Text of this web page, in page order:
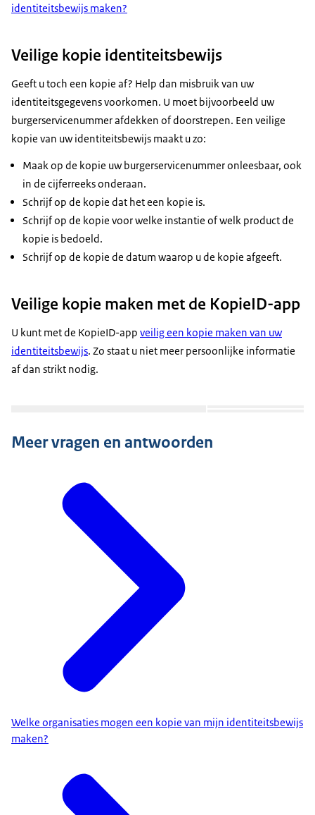
identiteitsbewijs maken?
Veilige kopie identiteitsbewijs
Geeft u toch een kopie af? Help dan misbruik van uw
identiteitsgegevens voorkomen. U moet bijvoorbeeld uw
burgerservicenummer afdekken of doorstrepen. Een veilige
kopie van uw identiteitsbewijs maakt u zo:
Maak op de kopie uw burgerservicenummer onleesbaar, ook
in de cijferreeks onderaan.
Schrijf op de kopie dat het een kopie is.
Schrijf op de kopie voor welke instantie of welk product de
kopie is bedoeld.
Schrijf op de kopie de datum waarop u de kopie afgeeft.
Veilige kopie maken met de KopieID-app
U kunt met de KopieID-app veilig een kopie maken van uw
identiteitsbewijs. Zo staat u niet meer persoonlijke informatie
af dan strikt nodig.
Meer vragen en antwoorden
Welke organisaties mogen een kopie van mijn identiteitsbewijs
maken?